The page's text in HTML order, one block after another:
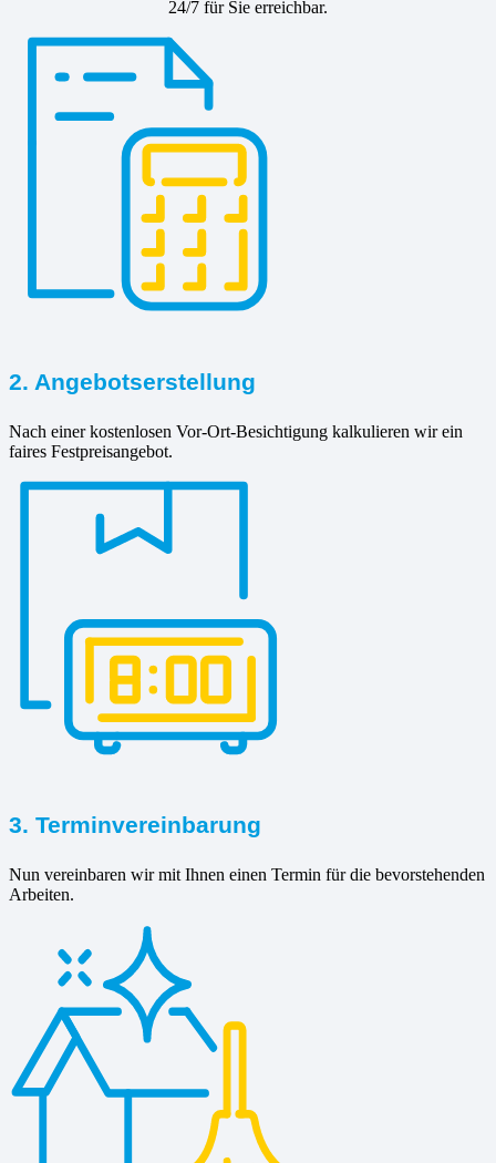
24/7 für Sie erreichbar.
2. Angebotserstellung
Nach einer kostenlosen Vor-Ort-Besichtigung kalkulieren wir ein
faires Festpreisangebot.
3. Terminvereinbarung
Nun vereinbaren wir mit Ihnen einen Termin für die bevorstehenden
Arbeiten.